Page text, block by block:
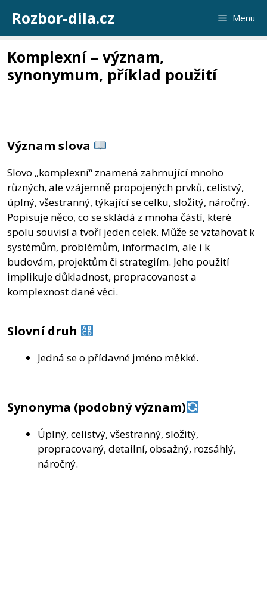
obsah
Rozbor-dila.cz Menu
Komplexní – význam,
synonymum, příklad použití
Význam slova
Slovo „komplexní“ znamená zahrnující mnoho
různých, ale vzájemně propojených prvků, celistvý,
úplný, všestranný, týkající se celku, složitý, náročný.
Popisuje něco, co se skládá z mnoha částí, které
spolu souvisí a tvoří jeden celek. Může se vztahovat k
systémům, problémům, informacím, ale i k
budovám, projektům či strategiím. Jeho použití
implikuje důkladnost, propracovanost a
komplexnost dané věci.
Slovní druh
Jedná se o přídavné jméno měkké.
Synonyma (podobný význam)
Úplný, celistvý, všestranný, složitý,
propracovaný, detailní, obsažný, rozsáhlý,
náročný.